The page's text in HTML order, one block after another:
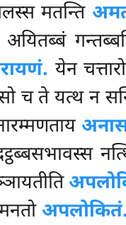
मतन्ति
अयितब्बं
येन
च ते यत्थ न
अपलोकितं.